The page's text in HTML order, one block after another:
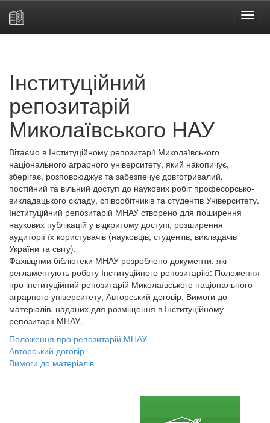
Інституційний
репозитарій
Миколаївського НАУ
Вітаємо в Інституційному репозитарії Миколаївського
національного аграрного університету, який накопичує,
зберігає, розповсюджує та забезпечує довготривалий,
постійний та вільний доступ до наукових робіт професорсько-
викладацького складу, співробітників та студентів Університету.
Інституційний репозитарій МНАУ створено для поширення
наукових публікацій у відкритому доступі, розширення
аудиторії їх користувачів (науковців, студентів, викладачів
України та світу).
Фахівцями бібліотеки МНАУ розроблено документи, які
регламентують роботу Інституційного репозитарію: Положення
про інституційний репозитарій Миколаївського національного
аграрного університету, Авторський договір, Вимоги до
матеріалів, наданих для розміщення в Інституційному
репозитарії МНАУ.
Положення про репозитарій МНАУ
Авторський договір
Вимоги до матеріалів